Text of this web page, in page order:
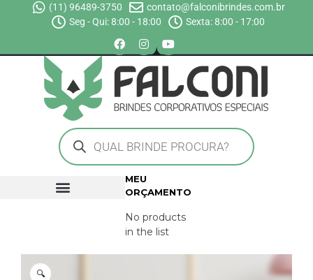
(11) 96489-3750
contato@falconibrindes.com.br
Seg - Qui: 8:00 - 18:00
Sexta: 8:00 - 17:00
MEU
ORÇAMENTO
No products
in the list
🔍